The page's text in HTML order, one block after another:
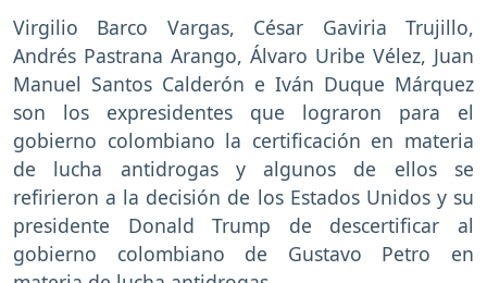
Virgilio Barco Vargas, César Gaviria Trujillo,
Andrés Pastrana Arango, Álvaro Uribe Vélez, Juan
Manuel Santos Calderón e Iván Duque Márquez
son los expresidentes que lograron para el
gobierno colombiano la certificación en materia
de lucha antidrogas y algunos de ellos se
refirieron a la decisión de los Estados Unidos y su
presidente Donald Trump de descertificar al
gobierno colombiano de Gustavo Petro en